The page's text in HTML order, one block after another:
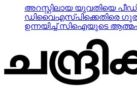
അറസ്റ്റിലായ യുവതിയെ
ഡിവൈഎസ്പിക്കെതിരെ
ഉന്നയിച്ച് സിഐയുടെ